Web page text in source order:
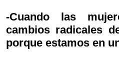
-Cuando las
cambios radicales
porque estamos en